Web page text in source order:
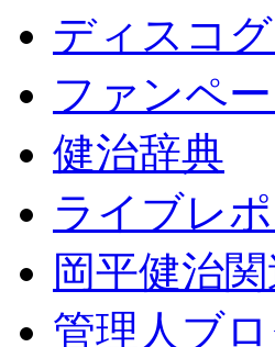
ディスコ
ファンペ
健治辞典
ライブレ
岡平健治
管理人ブ